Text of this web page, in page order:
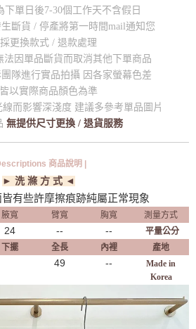
下單日後7-30個工作天不含假日
斷貨 / 停產將第一時間mail通知您
更換款式 / 退款處理
法因單品斷貨而取消其他下單商品
隊進行實品拍攝 因各家螢幕色差
以實際商品顏色為準
而影響深淺度 建議多參考單品圖片
無提供尺寸更換 / 退貨服務
商品說明 |
► 洗 滌 方 式 ◄
有些許摩擦痕跡純屬正常現象
腋寬 臂寬 胸寬
測量方式
24 -- --
平量公分
下擺 全長 內裡 產地
49 --
Made in
Korea